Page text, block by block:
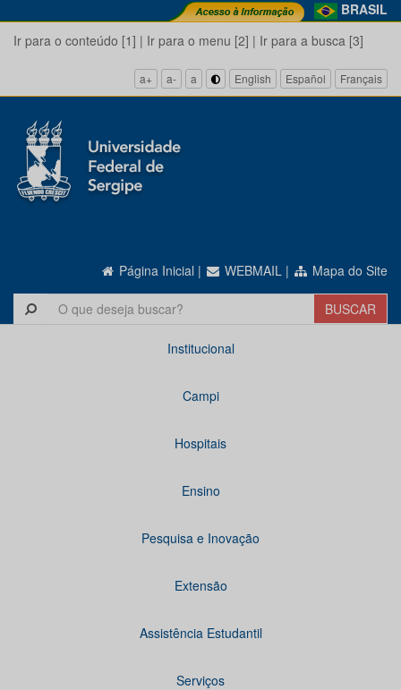
BRASIL
Ir para o conteúdo [1] | Ir para o menu [2] | Ir para a busca [3]
a+ a- a English Español Français
Página Inicial | WEBMAIL | Mapa do Site
Institucional
Campi
Hospitais
Ensino
Pesquisa e Inovação
Extensão
Assistência Estudantil
Serviços